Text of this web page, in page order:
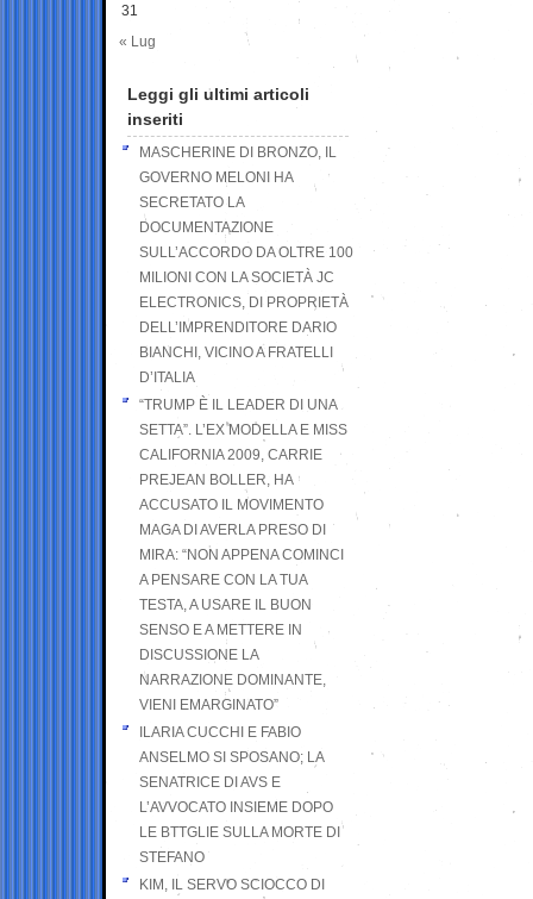
31
« Lug
Leggi gli ultimi articoli
inseriti
MASCHERINE DI BRONZO, IL
GOVERNO MELONI HA
SECRETATO LA
DOCUMENTAZIONE
SULL’ACCORDO DA OLTRE 100
MILIONI CON LA SOCIETÀ JC
ELECTRONICS, DI PROPRIETÀ
DELL’IMPRENDITORE DARIO
BIANCHI, VICINO A FRATELLI
D’ITALIA
“TRUMP È IL LEADER DI UNA
SETTA”. L’EX MODELLA E MISS
CALIFORNIA 2009, CARRIE
PREJEAN BOLLER, HA
ACCUSATO IL MOVIMENTO
MAGA DI AVERLA PRESO DI
MIRA: “NON APPENA COMINCI
A PENSARE CON LA TUA
TESTA, A USARE IL BUON
SENSO E A METTERE IN
DISCUSSIONE LA
NARRAZIONE DOMINANTE,
VIENI EMARGINATO”
ILARIA CUCCHI E FABIO
ANSELMO SI SPOSANO; LA
SENATRICE DI AVS E
L’AVVOCATO INSIEME DOPO
LE BTTGLIE SULLA MORTE DI
STEFANO
KIM, IL SERVO SCIOCCO DI